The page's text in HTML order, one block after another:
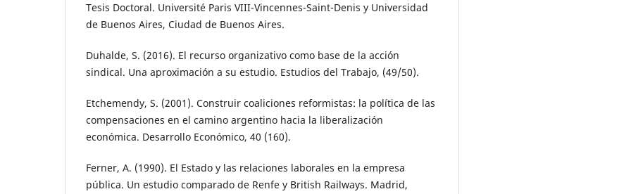
Tesis Doctoral. Université Paris VIII-Vincennes-Saint-Denis y Universidad
de Buenos Aires, Ciudad de Buenos Aires.
Duhalde, S. (2016). El recurso organizativo como base de la acción
sindical. Una aproximación a su estudio. Estudios del Trabajo, (49/50).
Etchemendy, S. (2001). Construir coaliciones reformistas: la política de las
compensaciones en el camino argentino hacia la liberalización
económica. Desarrollo Económico, 40 (160).
Ferner, A. (1990). El Estado y las relaciones laborales en la empresa
pública. Un estudio comparado de Renfe y British Railways. Madrid,